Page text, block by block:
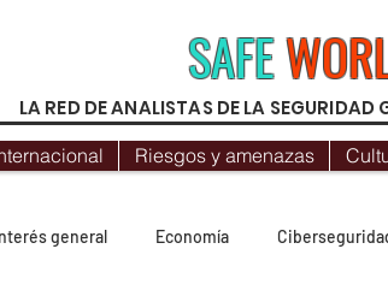
SAFE
LA RED DE ANALISTAS DE LA SEGURIDAD
Riesgos y amenazas
general Economía